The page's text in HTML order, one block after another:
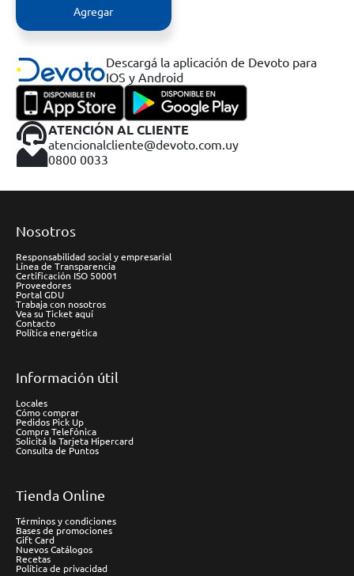
Agregar
Descargá la aplicación de Devoto para
IOS y Android
ATENCIÓN AL CLIENTE
atencionalcliente@devoto.com.uy
0800 0033
Nosotros
Responsabilidad social y empresarial
Línea de Transparencia
Certificación ISO 50001
Proveedores
Portal GDU
Trabaja con nosotros
Vea su Ticket aquí
Contacto
Política energética
Información útil
Locales
Cómo comprar
Pedidos Pick Up
Compra Telefónica
Solicitá la Tarjeta Hipercard
Consulta de Puntos
Tienda Online
Términos y condiciones
Bases de promociones
Gift Card
Nuevos Catálogos
Recetas
Política de privacidad